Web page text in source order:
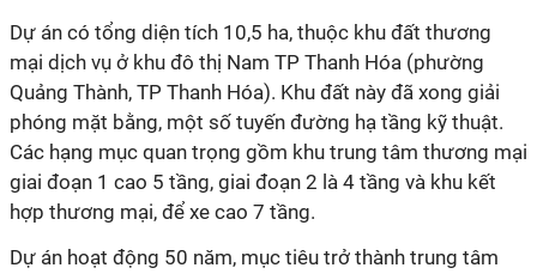
Dự án có tổng diện tích 10,5 ha, thuộc khu đất thương
mại dịch vụ ở khu đô thị Nam TP Thanh Hóa (phường
Quảng Thành, TP Thanh Hóa). Khu đất này đã xong giải
phóng mặt bằng, một số tuyến đường hạ tầng kỹ thuật.
Các hạng mục quan trọng gồm khu trung tâm thương mại
giai đoạn 1 cao 5 tầng, giai đoạn 2 là 4 tầng và khu kết
hợp thương mại, để xe cao 7 tầng.
Dự án hoạt động 50 năm, mục tiêu trở thành trung tâm